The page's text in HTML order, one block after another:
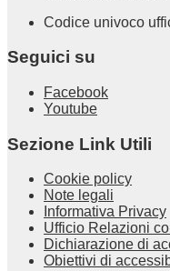
Codice univoco
Seguici su
Facebook
Youtube
Sezione Link Utili
Cookie policy
Note legali
Informativa Privacy
Ufficio Relazioni
Dichiarazione di
Obiettivi di